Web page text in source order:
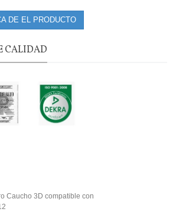
DE EL PRODUCTO
CALIDAD
Caucho 3D compatible con